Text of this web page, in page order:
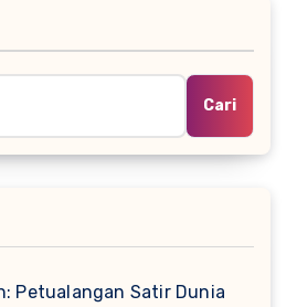
Cari
Petualangan Satir Dunia